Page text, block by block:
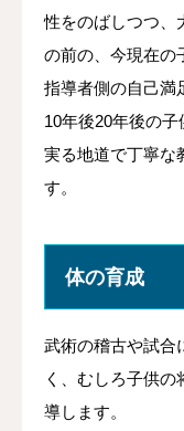
性をのばしつつ、
の前の、今現在の
指導者側の自己満
10年後20年後の
実る地道で丁寧な
す。
体の育成
武術の稽古や試合
く、むしろ子供
導します。